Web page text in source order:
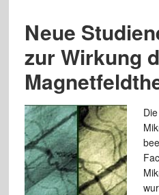
Neue
zur Wirkung